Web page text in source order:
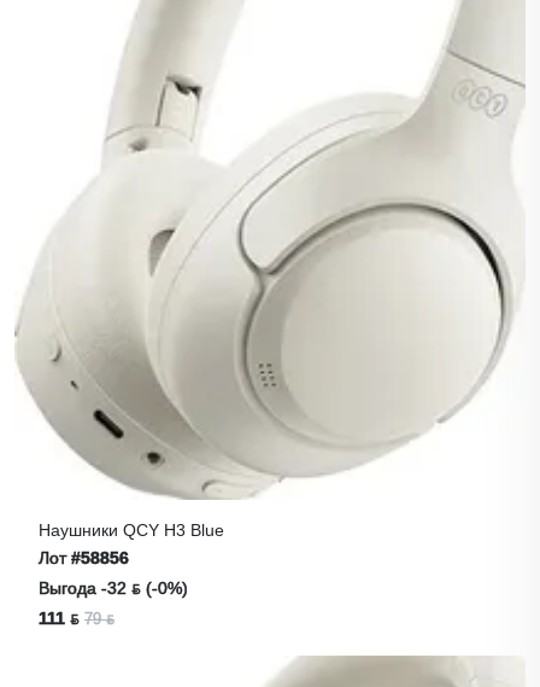
Наушники QCY H3 Blue
Лот#58856
Выгода -32 ƃ (-0%)
111 ƃ 79 ƃ